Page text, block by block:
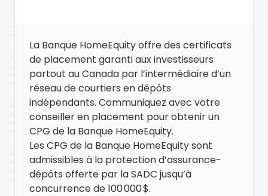
La Banque HomeEquity offre des certificats
de placement garanti aux investisseurs
partout au Canada par l’intermédiaire d’un
réseau de courtiers en dépôts
indépendants. Communiquez avec votre
conseiller en placement pour obtenir un
CPG de la Banque HomeEquity.
Les CPG de la Banque HomeEquity sont
admissibles à la protection d’assurance-
dépôts offerte par la SADC jusqu’à
concurrence de 100 000 $.